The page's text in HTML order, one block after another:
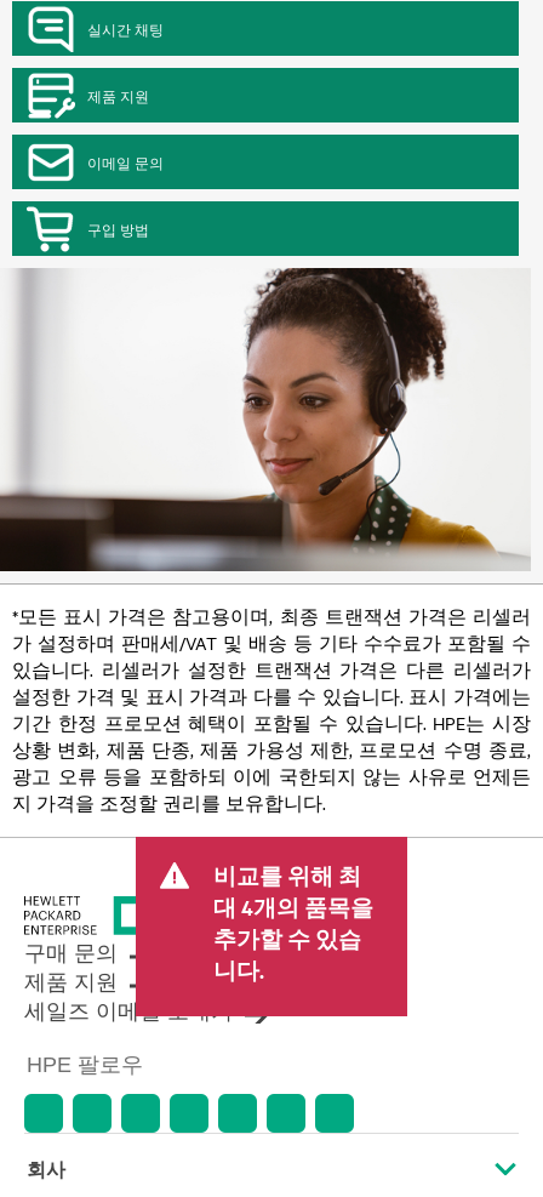
실시간 채팅
제품 지원
이메일 문의
구입 방법
*모든 표시 가격은 참고용이며, 최종 트랜잭션 가격은 리셀러
가 설정하며 판매세/VAT 및 배송 등 기타 수수료가 포함될 수
있습니다. 리셀러가 설정한 트랜잭션 가격은 다른 리셀러가
설정한 가격 및 표시 가격과 다를 수 있습니다. 표시 가격에는
기간 한정 프로모션 혜택이 포함될 수 있습니다. HPE는 시장
상황 변화, 제품 단종, 제품 가용성 제한, 프로모션 수명 종료,
광고 오류 등을 포함하되 이에 국한되지 않는 사유로 언제든
지 가격을 조정할 권리를 보유합니다.
비교를 위해 최
대 4개의 품목을
추가할 수 있습
니다.
구매 문의
제품 지원
세일즈 이메일 보내기
HPE 팔로우
회사